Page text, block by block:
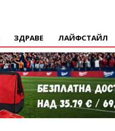
ЗДРАВЕ ЛАЙФСТАЙЛ